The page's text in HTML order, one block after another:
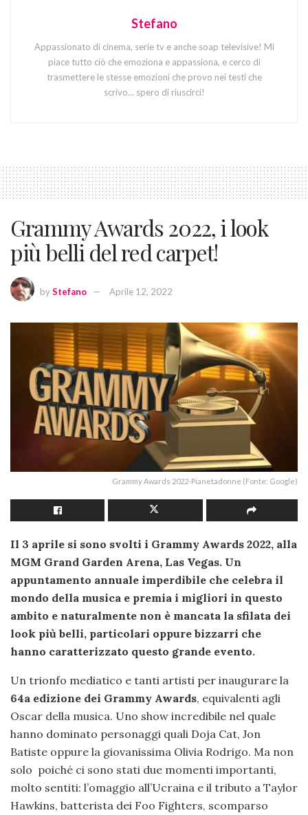
Stefano
Appassionato di cinema, serie tv e anche soap televisive! Mi
piace tutto ciò che emoziona e appassiona, e cerco di
trasmettere le stesse emozioni che provo nei testi che
scrivo... spero di riuscirci!
Grammy Awards 2022, i look
più belli del red carpet!
byStefano Aprile 12, 2022
Grammy Awards 2022-Pianetadonne (Fonte: Google)
Il 3 aprile si sono svolti i Grammy Awards 2022, alla
MGM Grand Garden Arena, Las Vegas. Un
appuntamento annuale imperdibile che celebra il
mondo della musica e premia i migliori in questo
ambito e naturalmente non è mancata la sfilata dei
look più belli, particolari oppure bizzarri che
hanno caratterizzato questo grande evento.
Un trionfo mediatico e tanti artisti per inaugurare la
64a edizione dei Grammy Awards, equivalenti agli
Oscar della musica. Uno show incredibile nel quale
hanno dominato personaggi quali Doja Cat, Jon
Batiste oppure la giovanissima Olivia Rodrigo. Ma non
solo poiché ci sono stati due momenti importanti,
molto sentiti: l’omaggio all’Ucraina e il tributo a Taylor
Hawkins, batterista dei Foo Fighters, scomparso